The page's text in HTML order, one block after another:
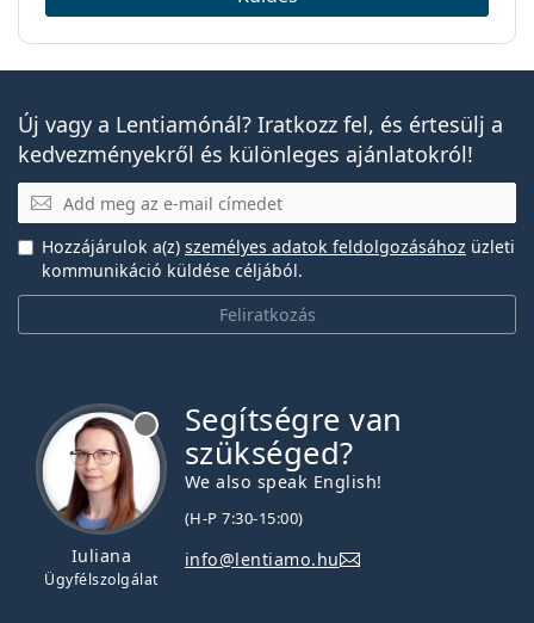
Új vagy a Lentiamónál? Iratkozz fel, és értesülj a
kedvezményekről és különleges ajánlatokról!
E-mail
Feliratkozás
Hozzájárulok a(z) személyes adatok feldolgozásához üzleti
kommunikáció küldése céljából.
Iuliana
Ügyfélszolgálat
Segítségre van
szükséged?
We also speak English!
(H-P 7:30-15:00)
info@lentiamo.hu